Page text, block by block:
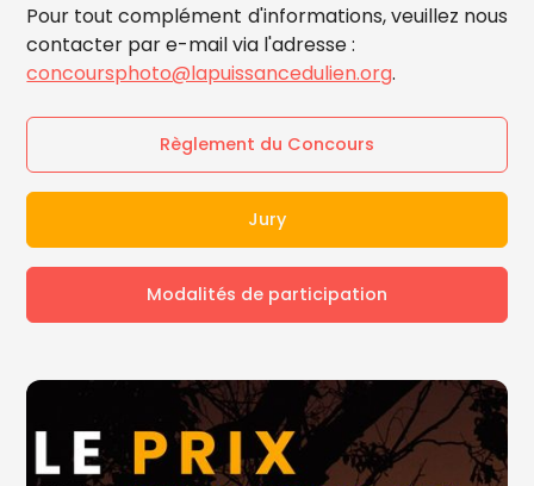
Pour tout complément d'informations, veuillez nous
contacter par e-mail via l'adresse :
concoursphoto@lapuissancedulien.org.
Règlement du Concours
Jury
Modalités de participation